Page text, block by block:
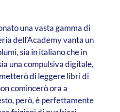
una vasta gamma di
dell’Academy vanta un
sia in italiano che in
una compulsiva digitale,
di leggere libri di
comincerò ora a
però, è perfettamente